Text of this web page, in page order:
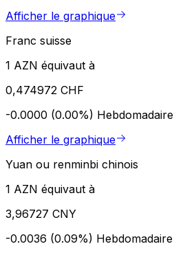
Afficher le graphique
Franc suisse
1 AZN équivaut à
0,474972 CHF
-0.0000 (0.00%) Hebdomadaire
Afficher le graphique
Yuan ou renminbi chinois
1 AZN équivaut à
3,96727 CNY
-0.0036 (0.09%) Hebdomadaire